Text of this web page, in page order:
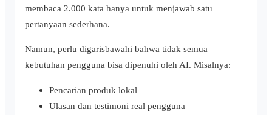
membaca 2.000 kata hanya untuk menjawab satu
pertanyaan sederhana.
Namun, perlu digarisbawahi bahwa tidak semua
kebutuhan pengguna bisa dipenuhi oleh AI. Misalnya:
Pencarian produk lokal
Ulasan dan testimoni real pengguna